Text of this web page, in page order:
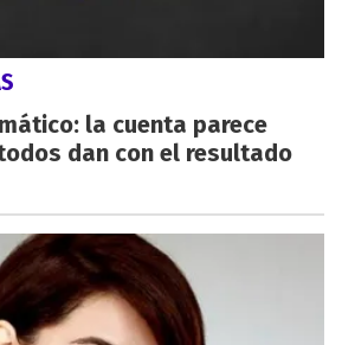
la cuenta parece
dan con el resultado